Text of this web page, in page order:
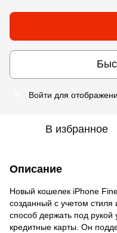
Войти для
В избранное
Описание
Новый кошелек iPhone
созданный с учетом
способ держать под рукой
кредитные карты. Он